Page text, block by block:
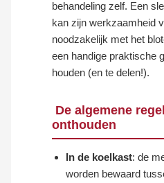
behandeling zelf. Een
kan zijn werkzaamheid
noodzakelijk met het
een handige praktische
houden (en te delen!).
De algemene
onthouden
In de koelkast: de
worden bewaard